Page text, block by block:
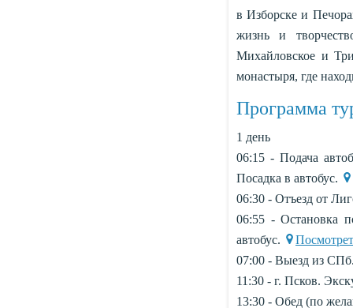
в Изборске и
жизнь и
Михайловское и
монастыря, где
Программа
1 день
06:15 - Подача
Посадка в автобус.
06:30 - Отъезд от
06:55 - Остановка
автобус.
07:00 - Выезд из СПб.
11:30 - г. Псков.
13:30 - Обед (по